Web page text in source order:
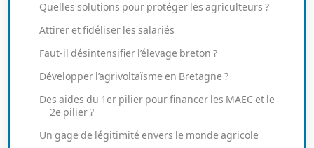
Quelles solutions pour protéger les agriculteurs ?
Attirer et fidéliser les salariés
Faut-il désintensifier l’élevage breton ?
Développer l’agrivoltaïsme en Bretagne ?
Des aides du 1er pilier pour financer les MAEC et le
2e pilier ?
Un gage de légitimité envers le monde agricole